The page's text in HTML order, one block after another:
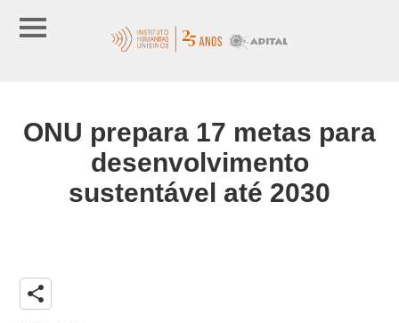
ONU prepara 17 metas para
desenvolvimento
sustentável até 2030
share